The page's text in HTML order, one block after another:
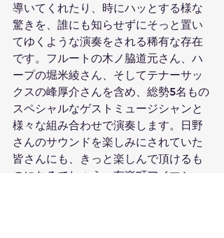
導いてくれたり、時にハッとする様な
驚きを、誰にも知らせずにそっと置い
てゆくような演奏をされる稀有な存在
です。フルートの木ノ脇道元さん、ハ
ープの堀米綾さん、そしてテナーサッ
クスの峰厚介さんを含め、総勢5名もの
スペシャルなゲストミュージシャンと
様々な組み合わせで演奏します。日野
さんのサウンドを楽しみにされていた
皆さんにも、きっと楽しんで頂けるも
のになるでしょう。有楽町アイマショ